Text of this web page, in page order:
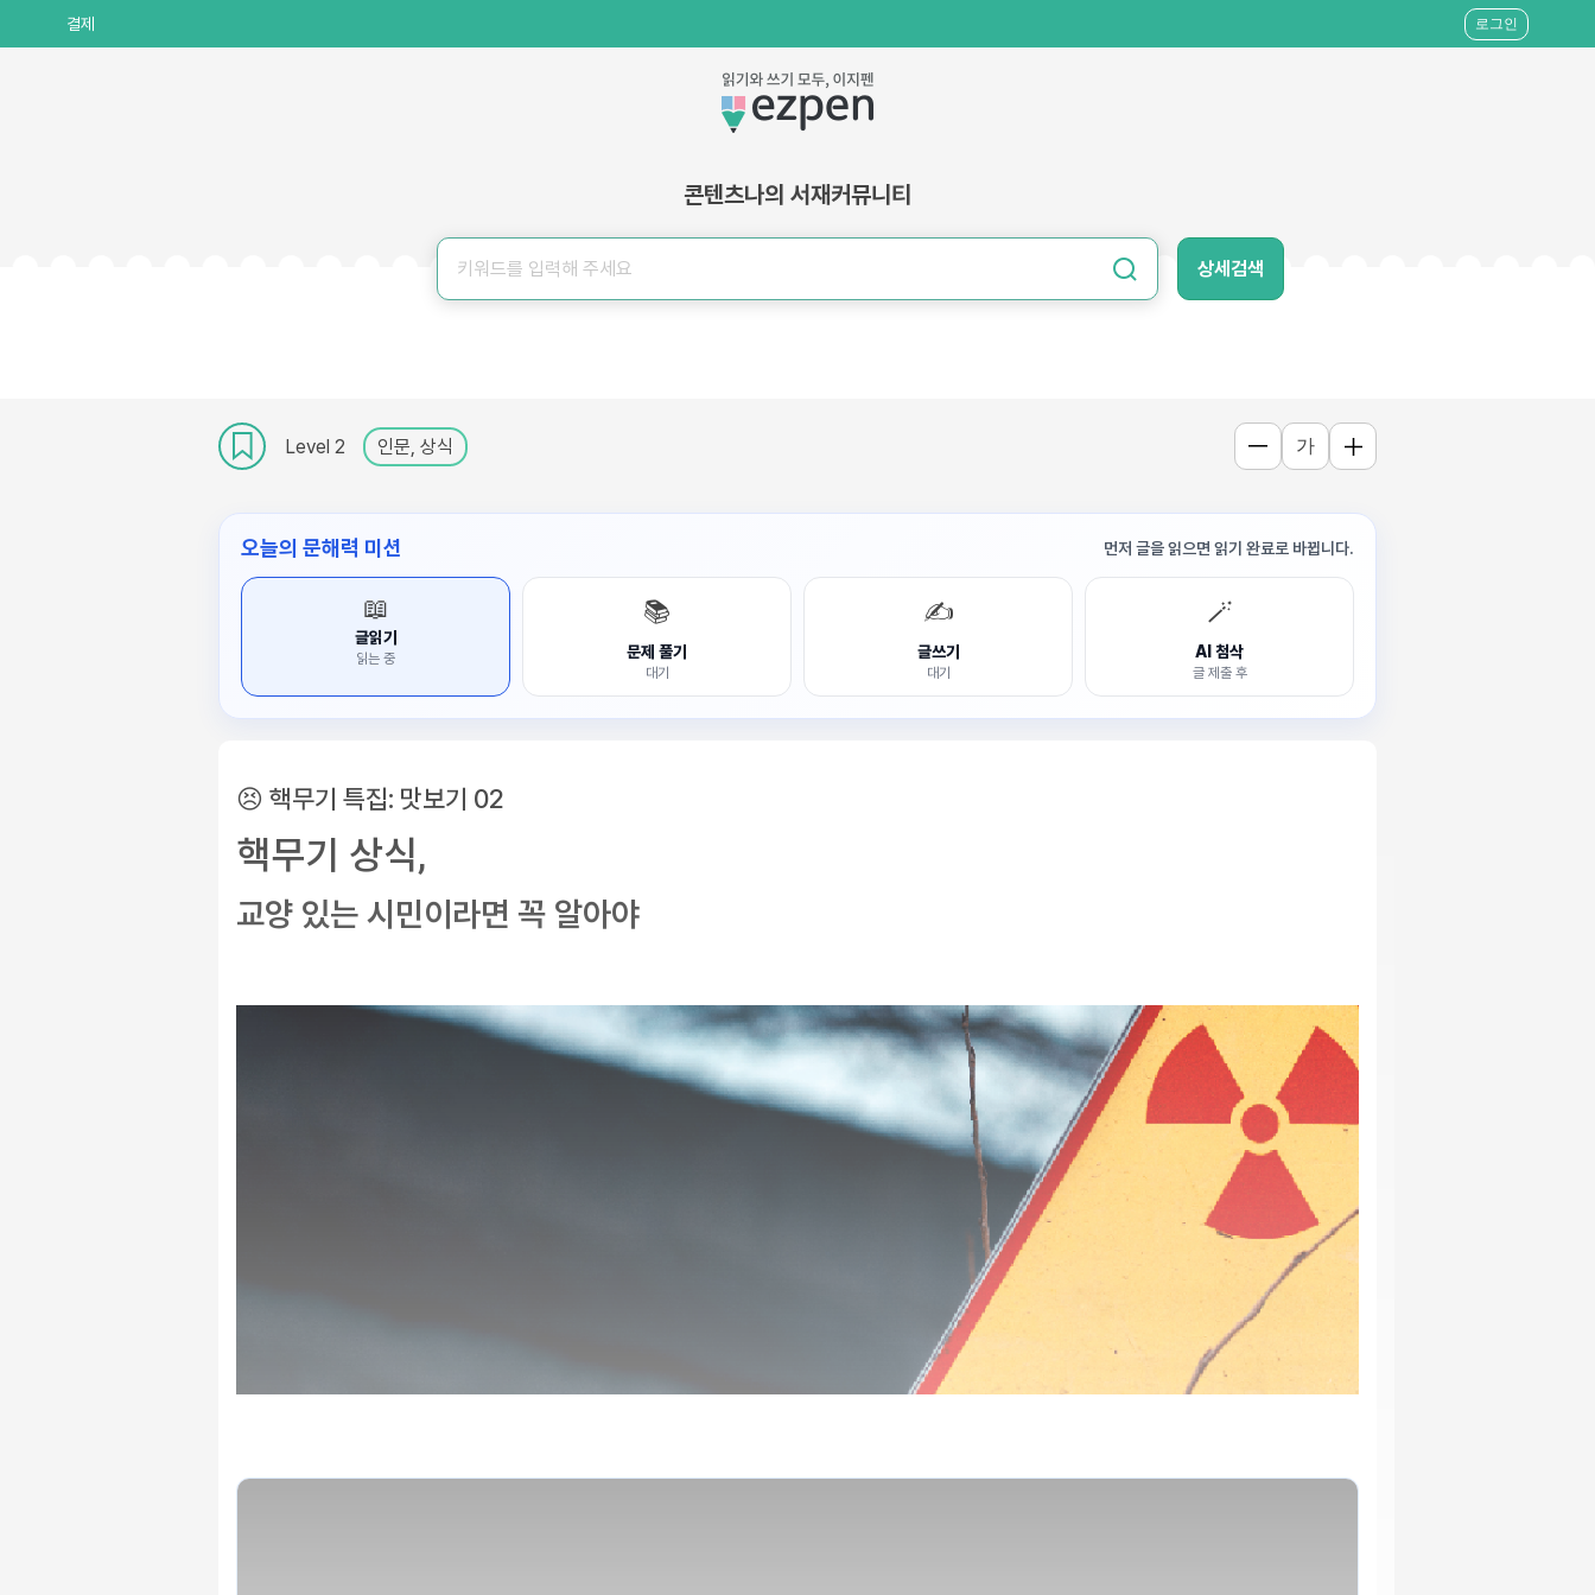
결제 로그인
콘텐츠나의 서재커뮤니티
상세검색
Level 2 인문, 상식 가
오늘의 문해력 미션 먼저 글을 읽으면 읽기 완료로 바뀝니다.
📖
글읽기
읽는 중
📚
문제 풀기
대기
✍️
글쓰기
대기
🪄
AI 첨삭
글 제출 후
😣 핵무기 특집: 맛보기 02
핵무기 상식,
교양 있는 시민이라면 꼭 알아야